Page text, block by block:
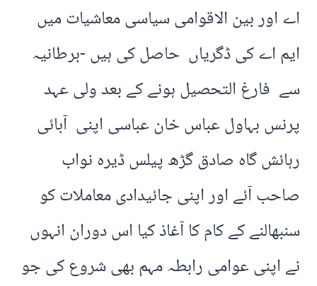
اے اور بین الاقوامی سیاسی معاشیات میں
ایم اے کی ڈگریاں حاصل کی ہیں -برطانیہ
سے فارغ التحصیل ہونے کے بعد ولی عہد
پرنس بہاول عباس خان عباسی اپنی آبائی
رہائش گاہ صادق گڑھ پیلس ڈیرہ نواب
صاحب آئے اور اپنی جائیدادی معاملات کو
سنبھالنے کے کام کا آغاذ کیا اس دوران انہوں
نے اپنی عوامی رابطہ مہم بھی شروع کی جو